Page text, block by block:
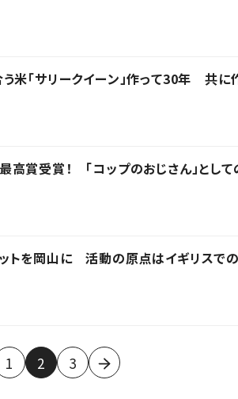
米「サリークイーン」作って30年 共に
高賞受賞！ 「コップのおじさん」とし
トを岡山に 活動の原点はイギリスで
1 2 3